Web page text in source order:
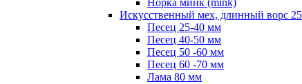
Норка минк (mink)
Искусственный мех, длинный ворс
Песец 25-40 мм
Песец 40-50 мм
Песец 50 -60 мм
Песец 60 -70 мм
Лама 80 мм